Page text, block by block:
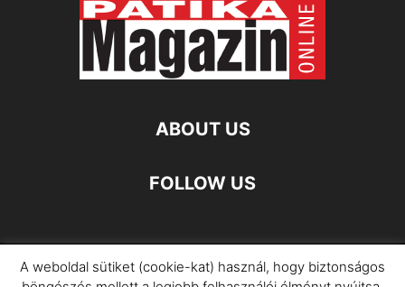
ABOUT US
FOLLOW US
Impresszum Adatkezelési Információ
A weboldal sütiket (cookie-kat) használ, hogy biztonságos